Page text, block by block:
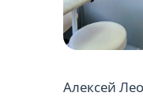
Алексей